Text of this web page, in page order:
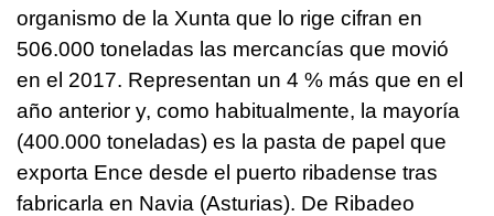
organismo de la Xunta que lo rige cifran en
506.000 toneladas las mercancías que movió
en el 2017. Representan un 4 % más que en el
año anterior y, como habitualmente, la mayoría
(400.000 toneladas) es la pasta de papel que
exporta Ence desde el puerto ribadense tras
fabricarla en Navia (Asturias). De Ribadeo